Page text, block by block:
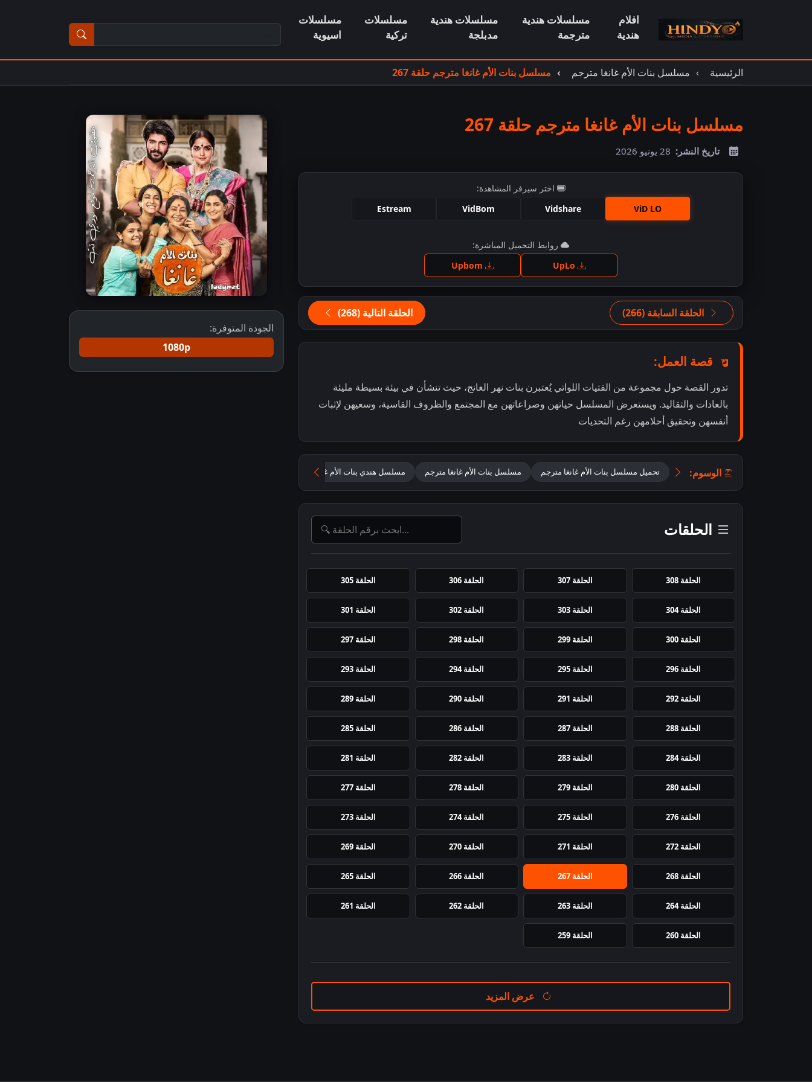
افلام
هندية
مسلسلات هندية
مترجمة
مسلسلات هندية
مدبلجة
مسلسلات
تركية
مسلسلات
اسيوية
الرئيسية مسلسل بنات الأم غانغا مترجم مسلسل بنات الأم غانغا مترجم حلقة 267
مسلسل بنات الأم غانغا مترجم حلقة 267
تاريخ النشر: 28 يونيو 2026
اختر سيرفر المشاهدة:
ViD LO
Vidshare
VidBom
Estream
اضغط للمشاهدة
روابط التحميل المباشرة:
الحلقة السابقة (266) الحلقة التالية (268)
قصة العمل:
تدور القصة حول مجموعة من الفتيات اللواتي يُعتبرن بنات نهر الغانج، حيث تنشأن في بيئة بسيطة مليئة
بالعادات والتقاليد. ويستعرض المسلسل حياتهن وصراعاتهن مع المجتمع والظروف القاسية، وسعيهن لإثبات
أنفسهن وتحقيق أحلامهن رغم التحديات
الوسوم: تحميل مسلسل بنات الأم غانغا مترجم مسلسل بنات الأم غانغا مترجم مسلسل هندي بنات الأم غانغا مترجم كامل
الحلقات
الحلقة 308 الحلقة 307 الحلقة 306 الحلقة 305
الحلقة 304 الحلقة 303 الحلقة 302 الحلقة 301
الحلقة 300 الحلقة 299 الحلقة 298 الحلقة 297
الحلقة 296 الحلقة 295 الحلقة 294 الحلقة 293
الحلقة 292 الحلقة 291 الحلقة 290 الحلقة 289
الحلقة 288 الحلقة 287 الحلقة 286 الحلقة 285
الحلقة 284 الحلقة 283 الحلقة 282 الحلقة 281
الحلقة 280 الحلقة 279 الحلقة 278 الحلقة 277
الحلقة 276 الحلقة 275 الحلقة 274 الحلقة 273
الحلقة 272 الحلقة 271 الحلقة 270 الحلقة 269
الحلقة 268 الحلقة 267 الحلقة 266 الحلقة 265
الحلقة 264 الحلقة 263 الحلقة 262 الحلقة 261
الحلقة 260 الحلقة 259
عرض المزيد
الجودة المتوفرة:
1080p